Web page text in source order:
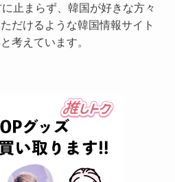
止まらず、韓国が好きな方々
だけるような韓国情報サイト
考えています。